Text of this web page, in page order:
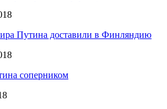
Путина доставили в Финляндию
соперником